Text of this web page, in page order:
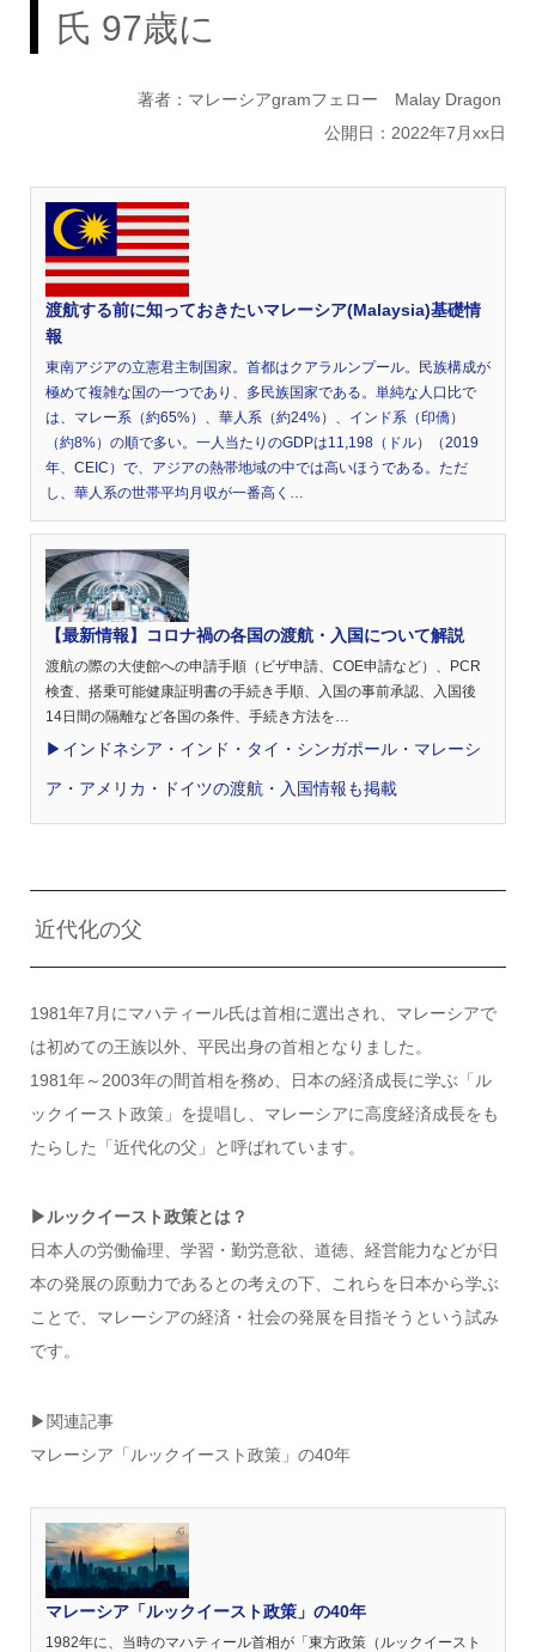
氏 97歳に
著者：マレーシアgramフェロー Malay Dragon
公開日：2022年7月xx日
渡航する前に知っておきたいマレーシア(Malaysia)基礎情
報
東南アジアの立憲君主制国家。首都はクアラルンプール。民族構成が
極めて複雑な国の一つであり、多民族国家である。単純な人口比で
は、マレー系（約65%）、華人系（約24%）、インド系（印僑）
（約8%）の順で多い。一人当たりのGDPは11,198（ドル）（2019
年、CEIC）で、アジアの熱帯地域の中では高いほうである。ただ
し、華人系の世帯平均月収が一番高く…
【最新情報】コロナ禍の各国の渡航・入国について解説
渡航の際の大使館への申請手順（ビザ申請、COE申請など）、PCR
検査、搭乗可能健康証明書の手続き手順、入国の事前承認、入国後
14日間の隔離など各国の条件、手続き方法を…
▶︎インドネシア・インド・タイ・シンガポール・マレーシ
ア・アメリカ・ドイツの渡航・入国情報も掲載
近代化の父
1981年7月にマハティール氏は首相に選出され、マレーシアで
は初めての王族以外、平民出身の首相となりました。
1981年～2003年の間首相を務め、日本の経済成長に学ぶ「ル
ックイースト政策」を提唱し、マレーシアに高度経済成長をも
たらした「近代化の父」と呼ばれています。
▶︎ルックイースト政策とは？
日本人の労働倫理、学習・勤労意欲、道徳、経営能力などが日
本の発展の原動力であるとの考えの下、これらを日本から学ぶ
ことで、マレーシアの経済・社会の発展を目指そうという試み
です。
▶︎関連記事
マレーシア「ルックイースト政策」の40年
マレーシア「ルックイースト政策」の40年
1982年に、当時のマハティール首相が「東方政策（ルックイースト